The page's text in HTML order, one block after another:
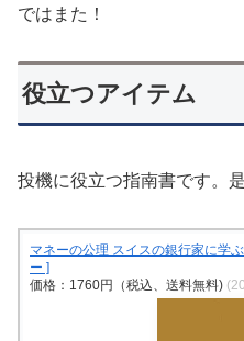
ではまた！
役立つアイテム
投機に役立つ指南書です。是
マネーの公理 スイスの銀行家に学
ー ]
価格：1760円（税込、送料無料)